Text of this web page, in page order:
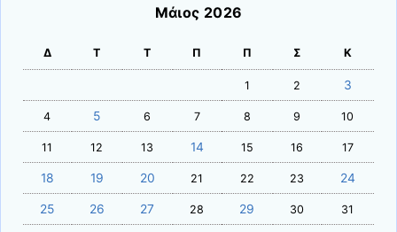
Μάιος 2026
Δ Τ Τ Π Π Σ Κ
1 2 3
4 5 6 7 8 9 10
11 12 13 14 15 16 17
18 19 20 21 22 23 24
25 26 27 28 29 30 31